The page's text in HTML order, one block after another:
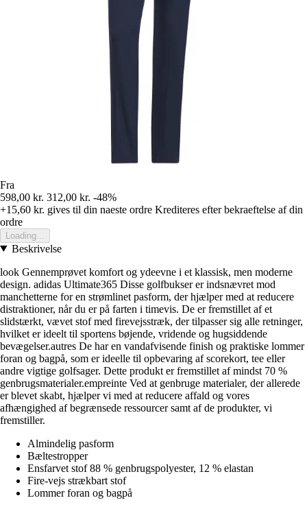
Fra
598,00 kr. 312,00 kr. -48%
+15,60 kr. gives til din naeste ordre Krediteres efter bekraeftelse af din
ordre
Loading...
Beskrivelse
look Gennemprøvet komfort og ydeevne i et klassisk, men moderne
design. adidas Ultimate365 Disse golfbukser er indsnævret mod
manchetterne for en strømlinet pasform, der hjælper med at reducere
distraktioner, når du er på farten i timevis. De er fremstillet af et
slidstærkt, vævet stof med firevejsstræk, der tilpasser sig alle retninger,
hvilket er ideelt til sportens bøjende, vridende og hugsiddende
bevægelser.autres De har en vandafvisende finish og praktiske lommer
foran og bagpå, som er ideelle til opbevaring af scorekort, tee eller
andre vigtige golfsager. Dette produkt er fremstillet af mindst 70 %
genbrugsmaterialer.empreinte Ved at genbruge materialer, der allerede
er blevet skabt, hjælper vi med at reducere affald og vores
afhængighed af begrænsede ressourcer samt af de produkter, vi
fremstiller.
Almindelig pasform
Bæltestropper
Ensfarvet stof 88 % genbrugspolyester, 12 % elastan
Fire-vejs strækbart stof
Lommer foran og bagpå